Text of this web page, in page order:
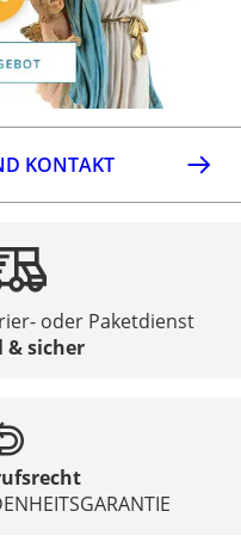
KONTAKT
oder Paketdienst
& sicher